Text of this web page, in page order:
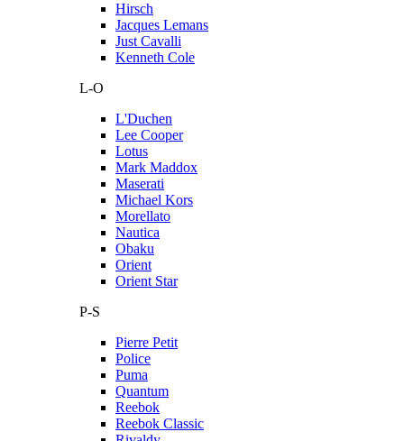
Hirsch
Jacques Lemans
Just Cavalli
Kenneth Cole
L-O
L'Duchen
Lee Cooper
Lotus
Mark Maddox
Maserati
Michael Kors
Morellato
Nautica
Obaku
Orient
Orient Star
P-S
Pierre Petit
Police
Puma
Quantum
Reebok
Reebok Classic